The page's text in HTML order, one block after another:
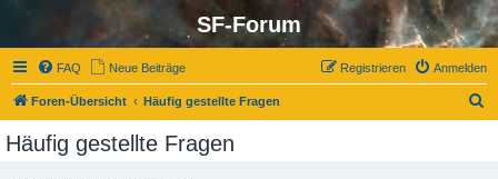
SF-Forum
FAQ Neue Beiträge Anmelden
Registrieren
Foren-Übersicht Häufig gestellte Fragen
Häufig gestellte Fragen